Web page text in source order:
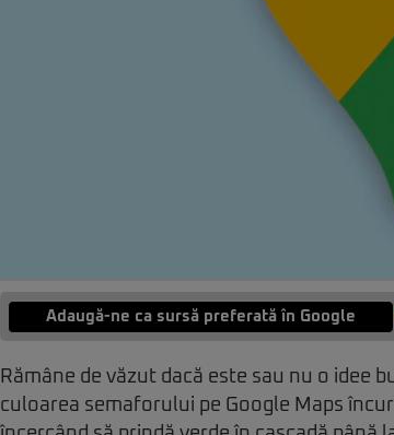
Adaugă-ne ca sursă preferată în Google
Rămâne de văzut dacă este sau nu o idee
culoarea semaforului pe Google Maps